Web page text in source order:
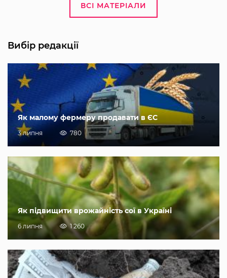
ВСІ МАТЕРІАЛИ
Вибір редакції
Як малому фермеру продавати в ЄС
3 липня 780
Як підвищити врожайність сої в Україні
6 липня 1 260